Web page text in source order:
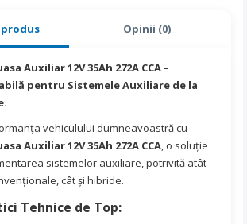
Opinii (0)
Auxiliar 12V 35Ah 272A CCA –
pentru Sistemele Auxiliare de la
vehiculului dumneavoastră cu
Auxiliar 12V 35Ah 272A CCA, o soluție
sistemelor auxiliare, potrivită atât
cât și hibride.
Tehnice de Top: